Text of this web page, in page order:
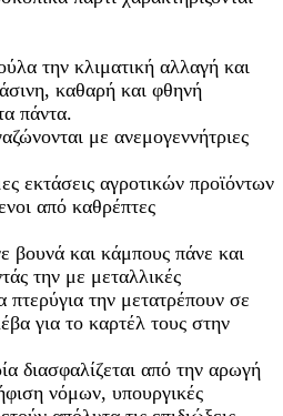
την κλιματική αλλαγή και
καθαρή και φθηνή
πάντα.
με ανεμογεννήτριες
εκτάσεις αγροτικών προϊόντων
από καθρέπτες
βουνά και κάμπους πάνε και
την με μεταλλικές
πτερύγια την μετατρέπουν σε
για το καρτέλ τους στην
διασφαλίζεται από την αρωγή
νόμων, υπουργικές